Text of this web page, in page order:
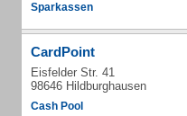
Sparkassen
CardPoint
Eisfelder Str. 41
98646 Hildburghausen
Cash Pool